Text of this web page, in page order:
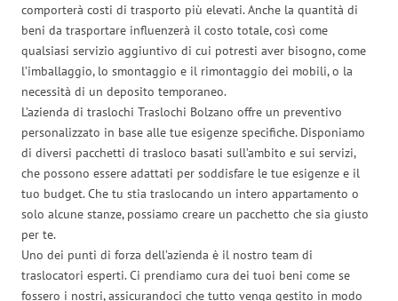
comporterà costi di trasporto più elevati. Anche la quantità di
beni da trasportare influenzerà il costo totale, così come
qualsiasi servizio aggiuntivo di cui potresti aver bisogno, come
l’imballaggio, lo smontaggio e il rimontaggio dei mobili, o la
necessità di un deposito temporaneo.
L’azienda di traslochi Traslochi Bolzano offre un preventivo
personalizzato in base alle tue esigenze specifiche. Disponiamo
di diversi pacchetti di trasloco basati sull’ambito e sui servizi,
che possono essere adattati per soddisfare le tue esigenze e il
tuo budget. Che tu stia traslocando un intero appartamento o
solo alcune stanze, possiamo creare un pacchetto che sia giusto
per te.
Uno dei punti di forza dell’azienda è il nostro team di
traslocatori esperti. Ci prendiamo cura dei tuoi beni come se
fossero i nostri, assicurandoci che tutto venga gestito in modo